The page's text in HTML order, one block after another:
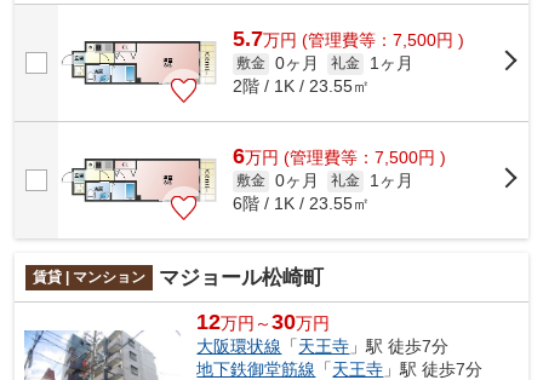
どが揃っており、とても充実していま...
5.7万円 (管理費等：7,500円 )
敷金 0ヶ月 礼金
1ヶ月
2階 / 1K / 23.55㎡
6万円 (管理費等：7,500円 )
敷金 0ヶ月 礼金
1ヶ月
6階 / 1K / 23.55㎡
賃貸 | マンション マジョール松崎町
12万円～30万円
大阪環状線 「天王寺 」駅 徒歩7分
地下鉄御堂筋線 「天王寺 」駅 徒歩7分